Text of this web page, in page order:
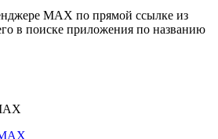
MAX по прямой ссылке из
в поиске приложения по названию